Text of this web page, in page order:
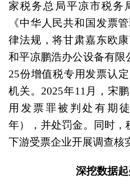
家税务总局平凉市税务
《中华人民共和国发票
律法规，将甘肃嘉东欧
和平凉鹏浩办公设备有限
25份增值税专用发票认
机关。2025年11月，宋
用发票罪被判处有期
年），并处罚金。同时，
下游受票企业开展调查核
深挖数据